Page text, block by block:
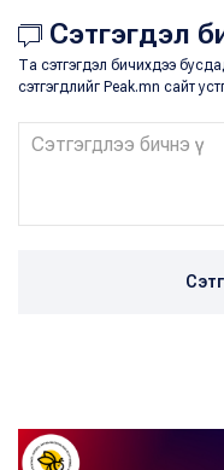
Сэтгэгдэл
Та сэтгэгдэл бичихдээ
сэтгэгдлийг Peak.mn сайт